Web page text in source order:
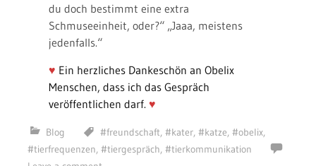
du doch bestimmt eine extra
Schmuseeinheit, oder?“ „Jaaa, meistens
jedenfalls.“
♥ Ein herzliches Dankeschön an Obelix
Menschen, dass ich das Gespräch
veröffentlichen darf. ♥
Blog #freundschaft, #kater, #katze, #obelix,
#tierfrequenzen, #tiergespräch, #tierkommunikation